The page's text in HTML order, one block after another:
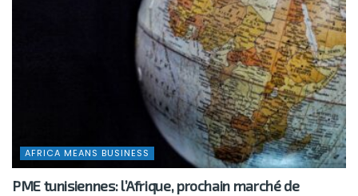
AFRICA MEANS BUSINESS
PME tunisiennes: l’Afrique, prochain marché de